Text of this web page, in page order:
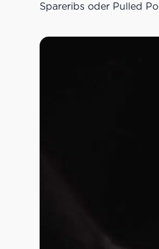
Spareribs oder Pulled